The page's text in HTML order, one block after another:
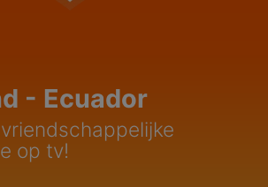
- Ecuador
op tv!